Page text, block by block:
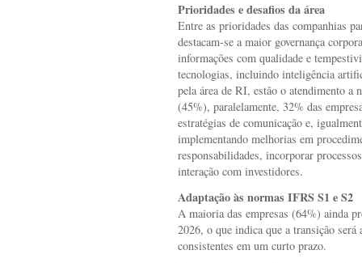
Prioridades e desafios da área
Entre as prioridades das companhias
destacam-se a maior governança
informações com qualidade e
tecnologias, incluindo inteligência
pela área de RI, estão o atendimento a
(45%), paralelamente, 32% das
estratégias de comunicação e,
implementando melhorias em
responsabilidades, incorporar
interação com investidores.
Adaptação às normas IFRS S1 e S2
A maioria das empresas (64%) ainda
2026, o que indica que a transição
consistentes em um curto prazo.